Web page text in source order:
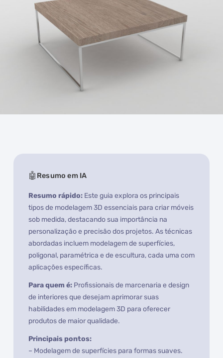
Resumo em IA
Resumo rápido:Este guia explora os principais
tipos de modelagem 3D essenciais para criar móveis
sob medida, destacando sua importância na
personalização e precisão dos projetos. As técnicas
abordadas incluem modelagem de superfícies,
poligonal, paramétrica e de escultura, cada uma com
aplicações específicas.
Para quem é:Profissionais de marcenaria e design
de interiores que desejam aprimorar suas
habilidades em modelagem 3D para oferecer
produtos de maior qualidade.
Principais pontos:
– Modelagem de superfícies para formas suaves.